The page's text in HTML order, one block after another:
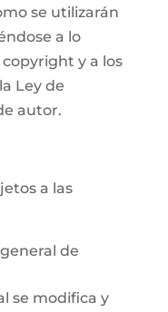
se utilizarán
a lo
y a los
Ley de
autor.
a las
de
se modifica y